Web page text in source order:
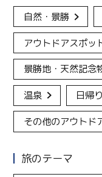
自然・景勝
アウトドアスポッ
景勝地・天然記念
温泉 日帰
その他のアウトド
旅のテーマ